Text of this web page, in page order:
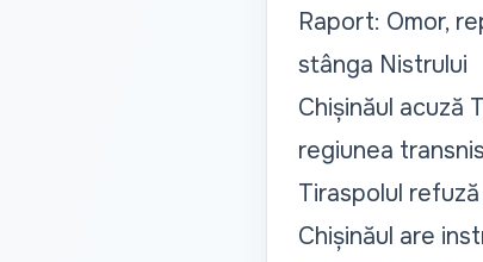
Raport: Omor,
stânga Nistrului
Chișinăul acuză
regiunea
Tiraspolul
Chișinăul are